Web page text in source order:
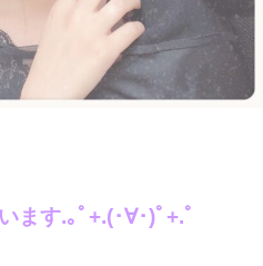
ます.｡ﾟ+.(･∀･)ﾟ+.ﾟ